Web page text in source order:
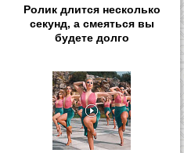
Ролик длится несколько
секунд, а смеяться вы
будете долго